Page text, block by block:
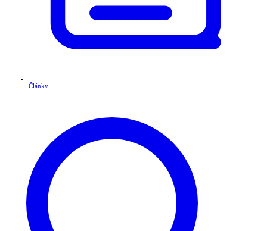
Články